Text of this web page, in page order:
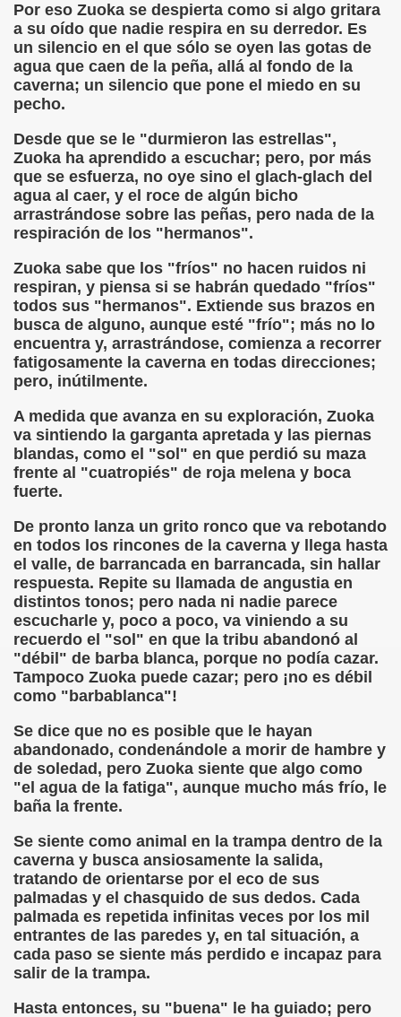
Por eso Zuoka se despierta como si algo gritara
a su oído que nadie respira en su derredor. Es
un silencio en el que sólo se oyen las gotas de
agua que caen de la peña, allá al fondo de la
caverna; un silencio que pone el miedo en su
pecho.
Desde que se le "durmieron las estrellas",
Zuoka ha aprendido a escuchar; pero, por más
que se esfuerza, no oye sino el glach-glach del
agua al caer, y el roce de algún bicho
arrastrándose sobre las peñas, pero nada de la
respiración de los "hermanos".
Zuoka sabe que los "fríos" no hacen ruidos ni
respiran, y piensa si se habrán quedado "fríos"
todos sus "hermanos". Extiende sus brazos en
busca de alguno, aunque esté "frío"; más no lo
encuentra y, arrastrándose, comienza a recorrer
fatigosamente la caverna en todas direcciones;
pero, inútilmente.
A medida que avanza en su exploración, Zuoka
va sintiendo la garganta apretada y las piernas
blandas, como el "sol" en que perdió su maza
frente al "cuatropiés" de roja melena y boca
fuerte.
De pronto lanza un grito ronco que va rebotando
en todos los rincones de la caverna y llega hasta
el valle, de barrancada en barrancada, sin hallar
respuesta. Repite su llamada de angustia en
distintos tonos; pero nada ni nadie parece
escucharle y, poco a poco, va viniendo a su
recuerdo el "sol" en que la tribu abandonó al
"débil" de barba blanca, porque no podía cazar.
Tampoco Zuoka puede cazar; pero ¡no es débil
como "barbablanca"!
Se dice que no es posible que le hayan
abandonado, condenándole a morir de hambre y
de soledad, pero Zuoka siente que algo como
"el agua de la fatiga", aunque mucho más frío, le
baña la frente.
Se siente como animal en la trampa dentro de la
caverna y busca ansiosamente la salida,
tratando de orientarse por el eco de sus
palmadas y el chasquido de sus dedos. Cada
palmada es repetida infinitas veces por los mil
entrantes de las paredes y, en tal situación, a
cada paso se siente más perdido e incapaz para
salir de la trampa.
Hasta entonces, su "buena" le ha guiado; pero
sánchez Herrero)
Cuetos Suárez)
Otero)
Elissalde)
(Lídia León Esteban Y Víctor Martínez Maheux)
30-11-11 (Pedro Zurita)
Martín Figueroa)
Lectobraillístico (Egosan)
Otero)
ciegos (Roberto Enjuto)
Martín Figueroa)
Ángel Vázquez)
Vera)
(Manuel González Otero)
2000 (Fermín Tamayo)
Hablada Colegio Santiago Apóstol ONCE Pontevedra)
(Pedro A. Zurita)
2005 (Fermín Tamayo)
2005 (Fermín Tamayo)
2011 (Fermín Tamayo)